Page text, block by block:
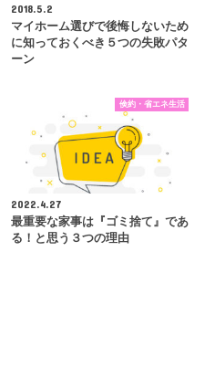
2018.5.2
マイホーム選びで後悔しないため
に知っておくべき５つの失敗パタ
ーン
倹約・省エネ生活
2022.4.27
最重要な家事は『ゴミ捨て』であ
る！と思う３つの理由